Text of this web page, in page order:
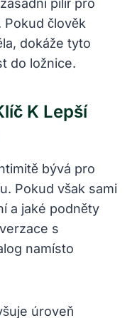
člověk
dokáže tyto
do ložnice.
K Lepší
bývá pro
Pokud však sami
a jaké podněty
s
namísto
úroveň